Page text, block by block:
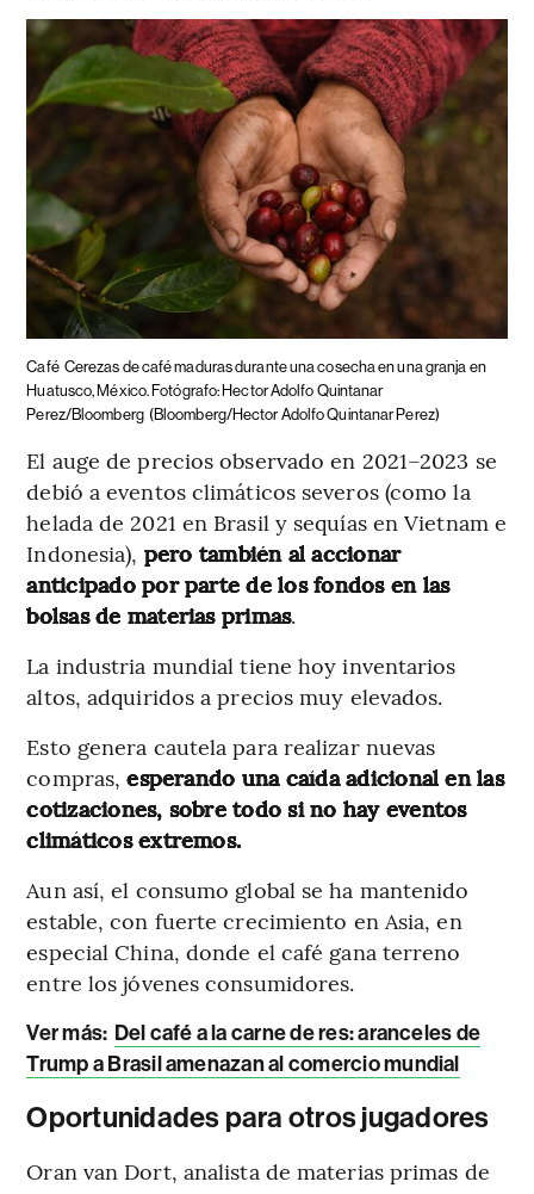
Café Cerezas de café maduras durante una cosecha en una granja en
Huatusco, México. Fotógrafo: Hector Adolfo Quintanar
Perez/Bloomberg (Bloomberg/Hector Adolfo Quintanar Perez)
El auge de precios observado en 2021–2023 se
debió a eventos climáticos severos (como la
helada de 2021 en Brasil y sequías en Vietnam e
Indonesia), pero también al accionar
anticipado por parte de los fondos en las
bolsas de materias primas.
La industria mundial tiene hoy inventarios
altos, adquiridos a precios muy elevados.
Esto genera cautela para realizar nuevas
compras,esperando una caída adicional en las
cotizaciones, sobre todo si no hay eventos
climáticos extremos.
Aun así, el consumo global se ha mantenido
estable, con fuerte crecimiento en Asia, en
especial China, donde el café gana terreno
entre los jóvenes consumidores.
Ver más: Del café a la carne de res: aranceles de
Trump a Brasil amenazan al comercio mundial
Oportunidades para otros jugadores
Oran van Dort, analista de materias primas de